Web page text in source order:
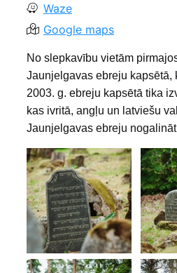
Waze
Google maps
No slepkavību vietām
Jaunjelgavas ebreju
2003. g. ebreju kapsētā tika
kas ivritā, angļu un latviešu
Jaunjelgavas ebreju